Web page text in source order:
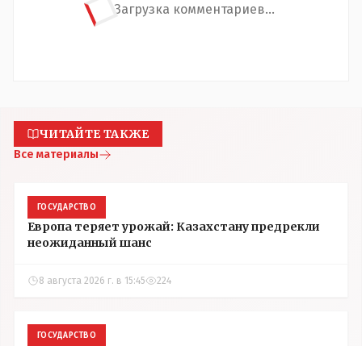
Загрузка комментариев...
ЧИТАЙТЕ ТАКЖЕ
Все материалы
ГОСУДАРСТВО
Европа теряет урожай: Казахстану предрекли
неожиданный шанс
8 августа 2026 г. в 15:45 224
ГОСУДАРСТВО